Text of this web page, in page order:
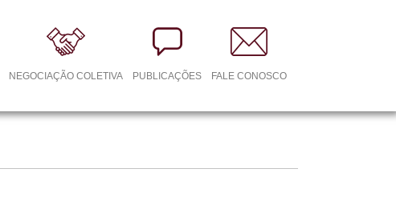
NEGOCIAÇÃO COLETIVA PUBLICAÇÕES FALE CONOSCO